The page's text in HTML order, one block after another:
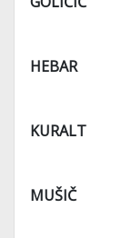
HEBAR
KURALT
MUŠIČ